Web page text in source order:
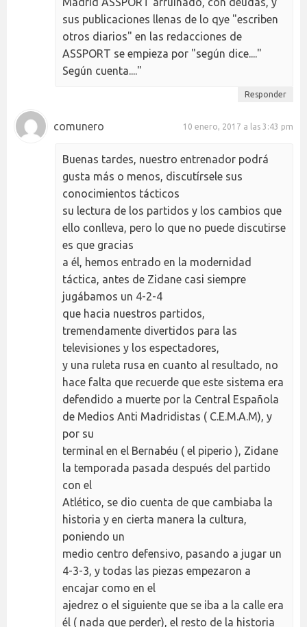
sus publicaciones llenas de lo qye "escriben
otros diarios" en las redacciones de
ASSPORT se empieza por "según dice...."
Según cuenta...."
Responder
comunero 10 enero, 2017 a las 3:43 pm
Buenas tardes, nuestro entrenador podrá
gusta más o menos, discutírsele sus
conocimientos tácticos
su lectura de los partidos y los cambios que
ello conlleva, pero lo que no puede discutirse
es que gracias
a él, hemos entrado en la modernidad
táctica, antes de Zidane casi siempre
jugábamos un 4-2-4
que hacia nuestros partidos,
tremendamente divertidos para las
televisiones y los espectadores,
y una ruleta rusa en cuanto al resultado, no
hace falta que recuerde que este sistema era
defendido a muerte por la Central Española
de Medios Anti Madridistas ( C.E.M.A.M), y
por su
terminal en el Bernabéu ( el piperio ), Zidane
la temporada pasada después del partido
con el
Atlético, se dio cuenta de que cambiaba la
historia y en cierta manera la cultura,
poniendo un
medio centro defensivo, pasando a jugar un
4-3-3, y todas las piezas empezaron a
encajar como en el
ajedrez o el siguiente que se iba a la calle era
él ( nada que perder), el resto de la historia